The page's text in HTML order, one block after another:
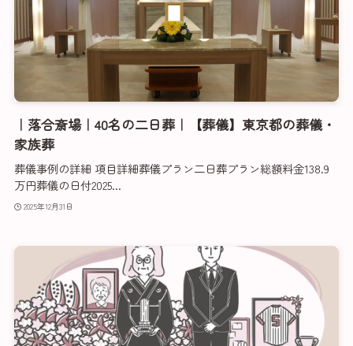
｜落合斎場｜40名の二日葬｜【葬儀】東京都の葬儀・
家族葬
葬儀事例の詳細 項目詳細葬儀プラン二日葬プラン総額料金138.9
万円葬儀の日付2025...
2025年12月31日